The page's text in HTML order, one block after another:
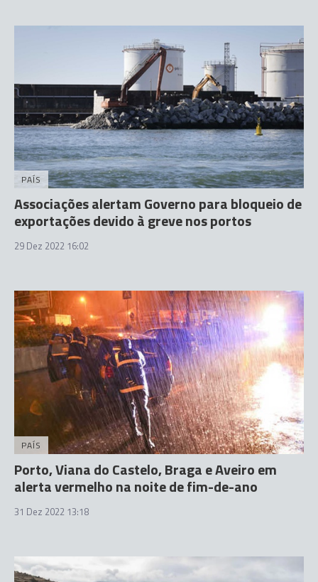
PAÍS
Associações alertam Governo para bloqueio de
exportações devido à greve nos portos
29 Dez 2022 16:02
PAÍS
Porto, Viana do Castelo, Braga e Aveiro em
alerta vermelho na noite de fim-de-ano
31 Dez 2022 13:18